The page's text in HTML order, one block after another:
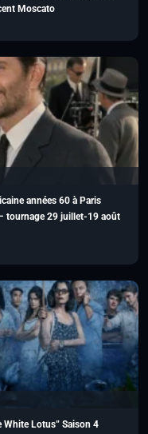
Moscato
années 60 à Paris
– tournage 29 juillet-19 août
Lotus” Saison 4